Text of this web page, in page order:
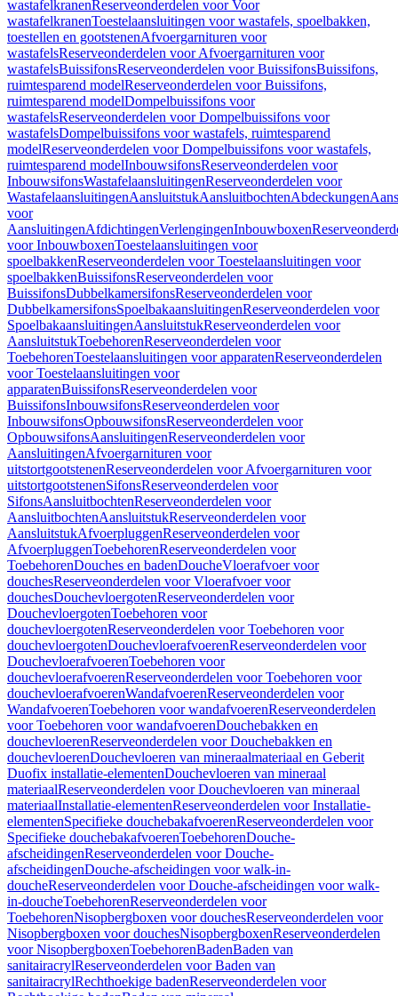
wastafelkranenReserveonderdelen voor Voor
wastafelkranenToestelaansluitingen voor wastafels, spoelbakken,
toestellen en gootstenenAfvoergarnituren voor
wastafelsReserveonderdelen voor Afvoergarnituren voor
wastafelsBuissifonsReserveonderdelen voor BuissifonsBuissifons,
ruimtesparend modelReserveonderdelen voor Buissifons,
ruimtesparend modelDompelbuissifons voor
wastafelsReserveonderdelen voor Dompelbuissifons voor
wastafelsDompelbuissifons voor wastafels, ruimtesparend
modelReserveonderdelen voor Dompelbuissifons voor wastafels,
ruimtesparend modelInbouwsifonsReserveonderdelen voor
InbouwsifonsWastafelaansluitingenReserveonderdelen voor
WastafelaansluitingenAansluitstukAansluitbochtenAbdeckungen
voor
AansluitingenAfdichtingenVerlengingenInbouwboxen
voor InbouwboxenToestelaansluitingen voor
spoelbakkenReserveonderdelen voor Toestelaansluitingen voor
spoelbakkenBuissifonsReserveonderdelen voor
BuissifonsDubbelkamersifonsReserveonderdelen voor
DubbelkamersifonsSpoelbakaansluitingenReserveonderdelen voor
SpoelbakaansluitingenAansluitstukReserveonderdelen voor
AansluitstukToebehorenReserveonderdelen voor
ToebehorenToestelaansluitingen voor apparatenReserveonderdelen
voor Toestelaansluitingen voor
apparatenBuissifonsReserveonderdelen voor
BuissifonsInbouwsifonsReserveonderdelen voor
InbouwsifonsOpbouwsifonsReserveonderdelen voor
OpbouwsifonsAansluitingenReserveonderdelen voor
AansluitingenAfvoergarnituren voor
uitstortgootstenenReserveonderdelen voor Afvoergarnituren voor
uitstortgootstenenSifonsReserveonderdelen voor
SifonsAansluitbochtenReserveonderdelen voor
AansluitbochtenAansluitstukReserveonderdelen voor
AansluitstukAfvoerpluggenReserveonderdelen voor
AfvoerpluggenToebehorenReserveonderdelen voor
ToebehorenDouches en badenDoucheVloerafvoer voor
douchesReserveonderdelen voor Vloerafvoer voor
douchesDouchevloergotenReserveonderdelen voor
DouchevloergotenToebehoren voor
douchevloergotenReserveonderdelen voor Toebehoren voor
douchevloergotenDouchevloerafvoerenReserveonderdelen voor
DouchevloerafvoerenToebehoren voor
douchevloerafvoerenReserveonderdelen voor Toebehoren voor
douchevloerafvoerenWandafvoerenReserveonderdelen voor
WandafvoerenToebehoren voor wandafvoerenReserveonderdelen
voor Toebehoren voor wandafvoerenDouchebakken en
douchevloerenReserveonderdelen voor Douchebakken en
douchevloerenDouchevloeren van mineraalmateriaal en Geberit
Duofix installatie-elementenDouchevloeren van mineraal
materiaalReserveonderdelen voor Douchevloeren van mineraal
materiaalInstallatie-elementenReserveonderdelen voor Installatie-
elementenSpecifieke douchebakafvoerenReserveonderdelen voor
Specifieke douchebakafvoerenToebehorenDouche-
afscheidingenReserveonderdelen voor Douche-
afscheidingenDouche-afscheidingen voor walk-in-
doucheReserveonderdelen voor Douche-afscheidingen voor walk-
in-doucheToebehorenReserveonderdelen voor
ToebehorenNisopbergboxen voor douchesReserveonderdelen voor
Nisopbergboxen voor douchesNisopbergboxenReserveonderdelen
voor NisopbergboxenToebehorenBadenBaden van
sanitairacrylReserveonderdelen voor Baden van
sanitairacrylRechthoekige badenReserveonderdelen voor